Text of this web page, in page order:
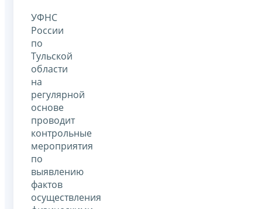
УФНС
России
по
Тульской
области
на
регулярной
основе
проводит
контрольные
мероприятия
по
выявлению
фактов
осуществления